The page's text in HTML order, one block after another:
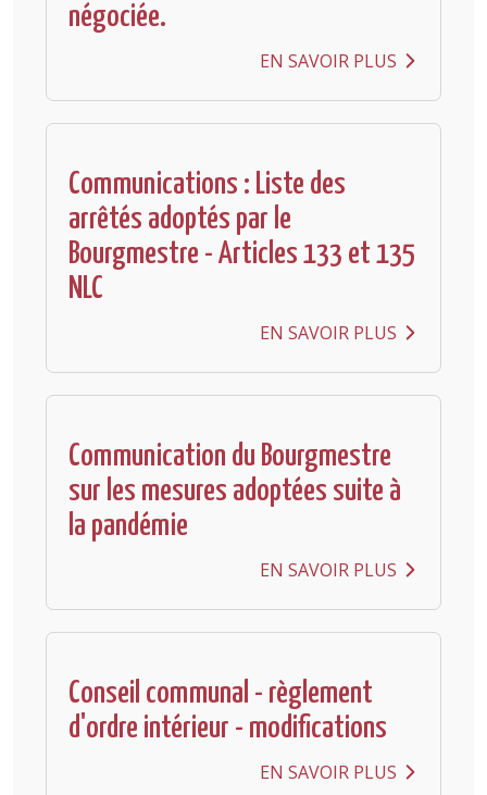
négociée.
EN SAVOIR PLUS
Communications : Liste des
arrêtés adoptés par le
Bourgmestre - Articles 133 et 135
NLC
EN SAVOIR PLUS
Communication du Bourgmestre
sur les mesures adoptées suite à
la pandémie
EN SAVOIR PLUS
Conseil communal - règlement
d'ordre intérieur - modifications
EN SAVOIR PLUS